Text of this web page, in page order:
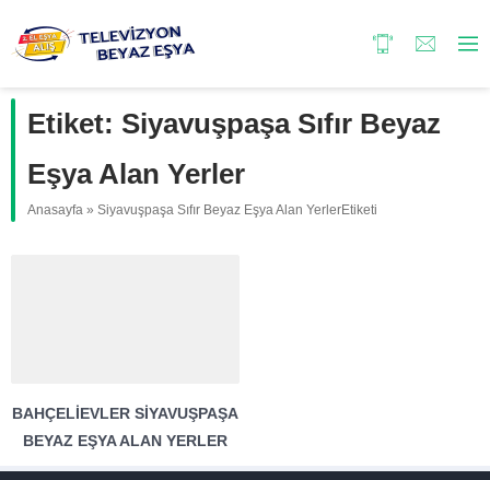
Etiket: Siyavuşpaşa Sıfır Beyaz
Eşya Alan Yerler
Anasayfa » Siyavuşpaşa Sıfır Beyaz Eşya Alan YerlerEtiketi
BAHÇELIEVLER SIYAVUŞPAŞA
BEYAZ EŞYA ALAN YERLER